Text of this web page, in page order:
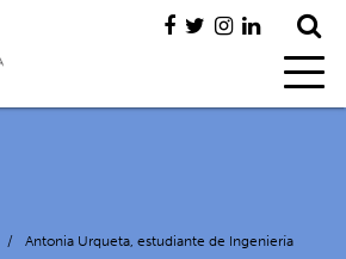
/
Antonia Urqueta, estudiante de Ingeniería